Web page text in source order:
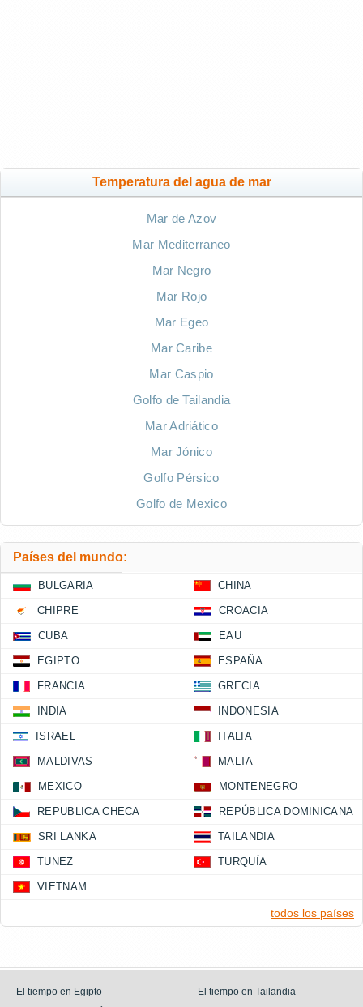
Temperatura del agua de mar
Mar de Azov
Mar Mediterraneo
Mar Negro
Mar Rojo
Mar Egeo
Mar Caribe
Mar Caspio
Golfo de Tailandia
Mar Adriático
Mar Jónico
Golfo Pérsico
Golfo de Mexico
Países del mundo:
BULGARIA CHINA
CHIPRE CROACIA
CUBA EAU
EGIPTO ESPAÑA
FRANCIA GRECIA
INDIA INDONESIA
ISRAEL ITALIA
MALDIVAS MALTA
MEXICO MONTENEGRO
REPUBLICA CHECA REPÚBLICA DOMINICANA
SRI LANKA TAILANDIA
TUNEZ TURQUÍA
VIETNAM
todos los países
El tiempo en Egipto
El tiempo en Tailandia